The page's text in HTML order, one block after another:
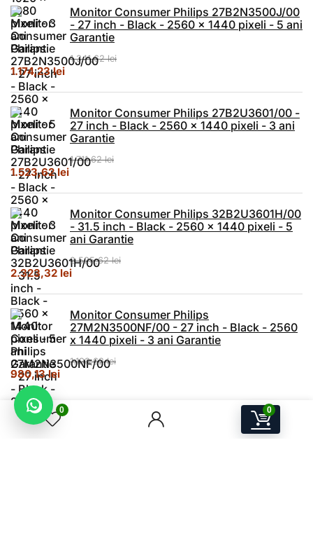
0 0
Monitor Consumer Philips 27B2N3500J/00
- 27 inch - Black - 2560 x 1440 pixeli - 5 ani
Garantie
1.341,62lei
Prețul inițial a fost: 1.341,62 lei.
1.174,23leiPrețul curent este: 1.174,23 lei.
Monitor Consumer Philips 27B2U3601/00 -
27 inch - Black - 2560 x 1440 pixeli - 3 ani
Garantie
1.711,62lei
Prețul inițial a fost: 1.711,62 lei.
1.523,62leiPrețul curent este: 1.523,62 lei.
Monitor Consumer Philips 32B2U3601H/00
- 31.5 inch - Black - 2560 x 1440 pixeli - 5
ani Garantie
2.525,62lei
Prețul inițial a fost: 2.525,62 lei.
2.323,32 leiPrețul curent este: 2.323,32 lei.
Monitor Consumer Philips
27M2N3500NF/00 - 27 inch - Black - 2560
x 1440 pixeli - 3 ani Garantie
1.193,62lei
Prețul inițial a fost: 1.193,62 lei.
980,13leiPrețul curent este: 980,13 lei.